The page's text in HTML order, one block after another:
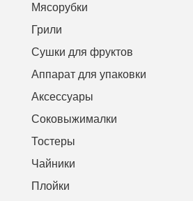
Мясорубки
Грили
Сушки для фруктов
Аппарат для упаковки
Аксессуары
Соковыжималки
Тостеры
Чайники
Плойки